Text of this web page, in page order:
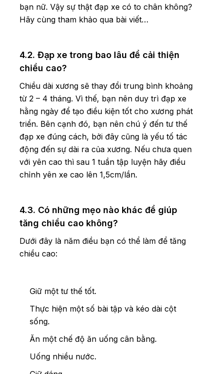
bạn nữ. Vậy sự thật đạp xe có to chân không?
Hãy cùng tham khảo qua bài viết…
4.2. Đạp xe trong bao lâu để cải thiện
chiều cao?
Chiều dài xương sẽ thay đổi trung bình khoảng
từ 2 – 4 tháng. Vì thế, bạn nên duy trì đạp xe
hằng ngày để tạo điều kiện tốt cho xương phát
triển. Bên cạnh đó, bạn nên chú ý đến tư thế
đạp xe đúng cách, bởi đây cũng là yếu tố tác
động đến sự dài ra của xương. Nếu chưa quen
với yên cao thì sau 1 tuần tập luyện hãy điều
chỉnh yên xe cao lên 1,5cm/lần.
4.3. Có những mẹo nào khác để giúp
tăng chiều cao không?
Dưới đây là năm điều bạn có thể làm để tăng
chiều cao:
Giữ một tư thế tốt.
Thực hiện một số bài tập và kéo dài cột
sống.
Ăn một chế độ ăn uống cân bằng.
Uống nhiều nước.